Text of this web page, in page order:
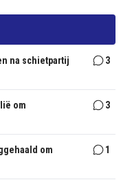
na schietpartij
3
om
3
om
1